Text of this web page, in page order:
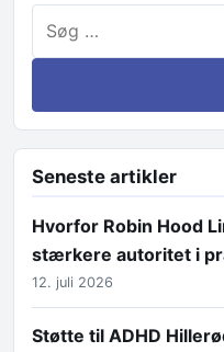
Seneste artikler
Hvorfor Robin Hood
stærkere autoritet i
12. juli 2026
Støtte til ADHD